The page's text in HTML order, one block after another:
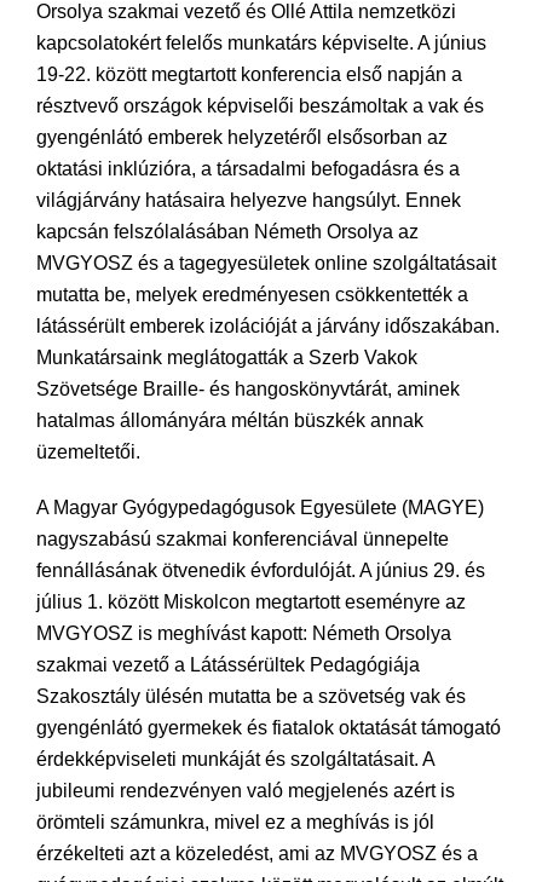
Orsolya szakmai vezető és Ollé Attila nemzetközi
kapcsolatokért felelős munkatárs képviselte. A június
19-22. között megtartott konferencia első napján a
résztvevő országok képviselői beszámoltak a vak és
gyengénlátó emberek helyzetéről elsősorban az
oktatási inklúzióra, a társadalmi befogadásra és a
világjárvány hatásaira helyezve hangsúlyt. Ennek
kapcsán felszólalásában Németh Orsolya az
MVGYOSZ és a tagegyesületek online szolgáltatásait
mutatta be, melyek eredményesen csökkentették a
látássérült emberek izolációját a járvány időszakában.
Munkatársaink meglátogatták a Szerb Vakok
Szövetsége Braille- és hangoskönyvtárát, aminek
hatalmas állományára méltán büszkék annak
üzemeltetői.
A Magyar Gyógypedagógusok Egyesülete (MAGYE)
nagyszabású szakmai konferenciával ünnepelte
fennállásának ötvenedik évfordulóját. A június 29. és
július 1. között Miskolcon megtartott eseményre az
MVGYOSZ is meghívást kapott: Németh Orsolya
szakmai vezető a Látássérültek Pedagógiája
Szakosztály ülésén mutatta be a szövetség vak és
gyengénlátó gyermekek és fiatalok oktatását támogató
érdekképviseleti munkáját és szolgáltatásait. A
jubileumi rendezvényen való megjelenés azért is
örömteli számunkra, mivel ez a meghívás is jól
érzékelteti azt a közeledést, ami az MVGYOSZ és a